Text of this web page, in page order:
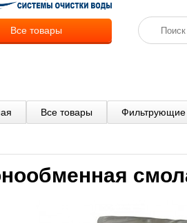
Все товары
Все товары Фильтрующие